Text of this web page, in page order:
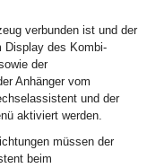
verbunden ist und der
Display des Kombi-
der
Anhänger vom
und der
aktiviert werden.
müssen der
beim